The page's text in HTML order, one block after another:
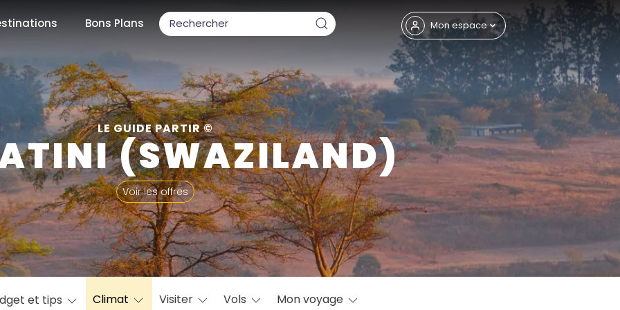
Bons Plans Mon espace
LE GUIDE PARTIR ©
(SWAZILAND)
Voir les offres
et tips Climat Visiter Vols Mon voyage
Fermer
populaires
mois
Février Mars Avril Mai Juin Juillet Août
Septembre
Novembre Décembre